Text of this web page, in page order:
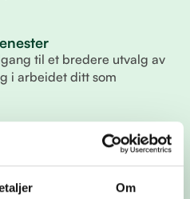
Om
til et bredere utvalg av
i arbeidet ditt som
din egen løsning. Det betyr
som er relevante for deg, og